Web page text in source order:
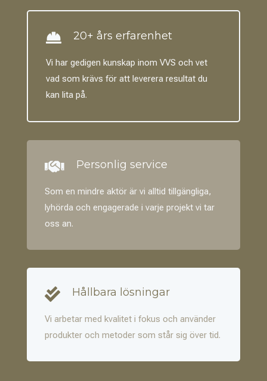
 20+ års erfarenhet
Vi har gedigen kunskap inom VVS och vet
vad som krävs för att leverera resultat du
kan lita på.
 Personlig service
Som en mindre aktör är vi alltid tillgängliga,
lyhörda och engagerade i varje projekt vi tar
oss an.
 Hållbara lösningar
Vi arbetar med kvalitet i fokus och använder
produkter och metoder som står sig över tid.